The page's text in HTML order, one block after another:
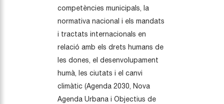
competències municipals, la
normativa nacional i els mandats
i tractats internacionals en
relació amb els drets humans de
les dones, el desenvolupament
humà, les ciutats i el canvi
climàtic (Agenda 2030, Nova
Agenda Urbana i Objectius de